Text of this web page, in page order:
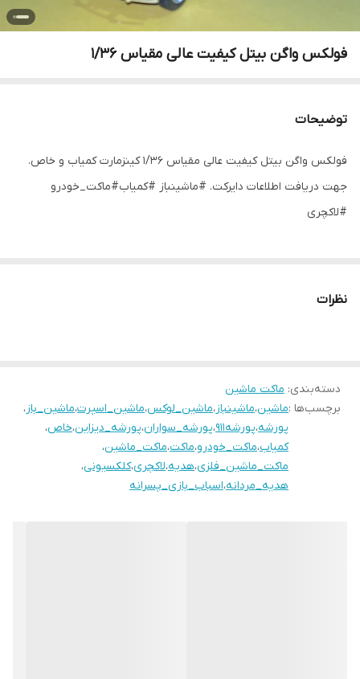
فولکس واگن بیتل کیفیت عالی مقیاس ۱/۳۶
توضیحات
فولکس واگن بیتل کیفیت عالی مقیاس ۱/۳۶ کینزمارت کمیاب و خاص.
جهت دریافت اطلاعات دایرکت. #ماشینباز #کمیاب#ماکت_خودرو
#لاکچری
نظرات
دسته‌بندی: ماکت ماشین
برچسب‌ها :ماشین،ماشینباز،ماشین_لوکس،ماشین_اسپرت،ماشین_باز،
پورشه،پورشه۹۱۱ ،پورشه_سواران،پورشه_ديزاين،خاص،
کمیاب،ماکت_خودرو،ماکت،ماکت_ماشین،
ماکت_ماشین_فلزی،هدیه،لاکچری،کلکسیونی،
هدیه_مردانه،اسباب_بازی_پسرانه